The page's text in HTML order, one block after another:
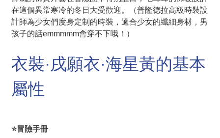
在這個異常寒冷的冬日大受歡迎。（普隆德拉高級時裝設
計師為少女們度身定制的時裝，適合少女的纖細身材，男
孩子的話emmmmm會穿不下哦！）
衣裝·戌願衣·海星黃的基本
屬性
⭐冒險手冊